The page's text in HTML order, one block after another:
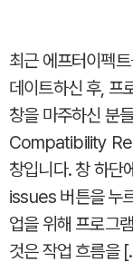
최근 에프터이펙
데이트하신 후, 프
창을 마주하신 분
Compatibility
창입니다. 창 하
issues 버튼을 누
업을 위해 프로그
것은 작업 흐름을